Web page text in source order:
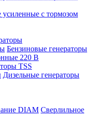
усиленные с тормозом
Бензиновые генераторы
220 В
TSS
Дизельные генераторы
Сверлильное